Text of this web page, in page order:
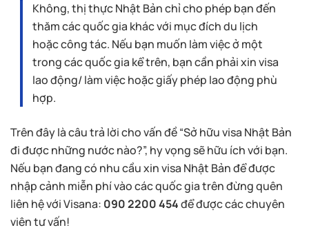
Không, thị thực Nhật Bản chỉ cho phép bạn đến
thăm các quốc gia khác với mục đích du lịch
hoặc công tác. Nếu bạn muốn làm việc ở một
trong các quốc gia kể trên, bạn cần phải xin visa
lao động/ làm việc hoặc giấy phép lao động phù
hợp.
Trên đây là câu trả lời cho vấn đề “Sở hữu visa Nhật Bản
đi được những nước nào?”, hy vọng sẽ hữu ích với bạn.
Nếu bạn đang có nhu cầu xin visa Nhật Bản để được
nhập cảnh miễn phí vào các quốc gia trên đừng quên
liên hệ với Visana: 090 2200 454để được các chuyên
viên tư vấn!